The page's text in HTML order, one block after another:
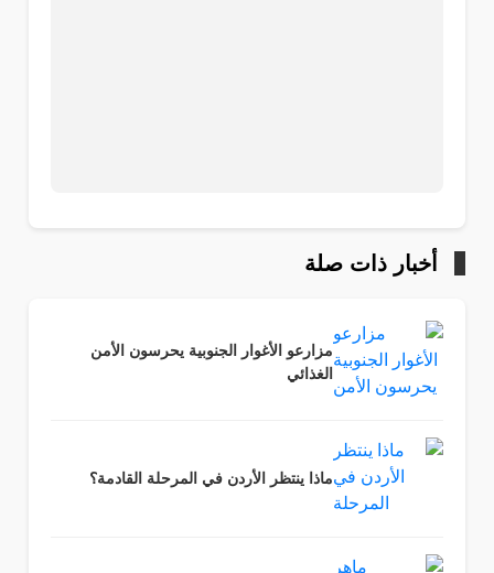
أخبار ذات صلة
مزارعو الأغوار الجنوبية يحرسون الأمن
الغذائي
ماذا ينتظر الأردن في المرحلة القادمة؟